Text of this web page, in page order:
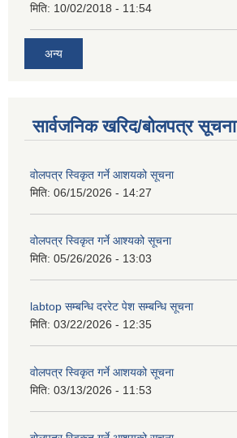
मिति: 10/02/2018 - 11:54
अन्य
सार्वजनिक खरिद/बोलपत्र सूचना
वोलपत्र स्विकृत गर्ने आशयको सूचना
मिति: 06/15/2026 - 14:27
वोलपत्र स्विकृत गर्ने आश्यको सूचना
मिति: 05/26/2026 - 13:03
labtop सम्बन्धि दररेट पेश सम्बन्धि सूचना
मिति: 03/22/2026 - 12:35
वोलपत्र स्विकृत गर्ने आशयको सूचना
मिति: 03/13/2026 - 11:53